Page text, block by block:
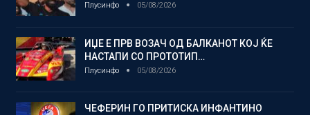
Плусинфо 05/08/2026
ИЏЕ Е ПРВ ВОЗАЧ ОД БАЛКАНОТ КОЈ ЌЕ
НАСТАПИ СО ПРОТОТИП…
Плусинфо 05/08/2026
ЧЕФЕРИН ГО ПРИТИСКА ИНФАНТИНО